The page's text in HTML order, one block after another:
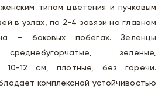
типом цветения и пучковым
в узлах, по 2-4 завязи на главном
– боковых побегах. Зеленцы
среднебугорчатые, зеленые,
10-12 см, плотные, без горечи.
комплексной устойчивостью